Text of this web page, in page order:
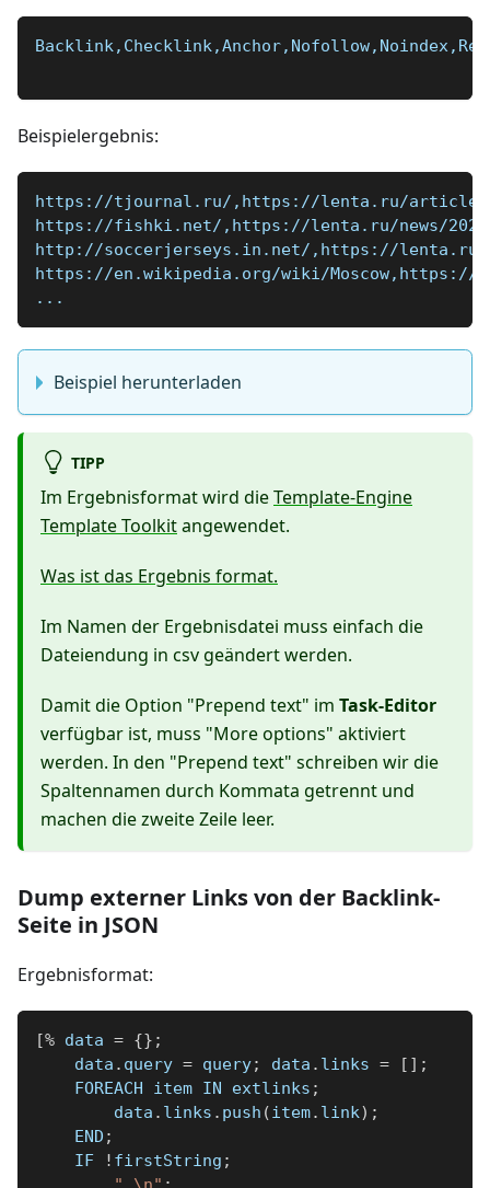
Beispielergebnis:
https://tjournal.ru/,https://lenta.ru/articles/
https://fishki.net/,https://lenta.ru/news/
http://soccerjerseys.in.net/,https://lenta.ru/
https://en.wikipedia.org/wiki/Moscow,https://
...
Beispiel herunterladen
TIPP
Im Ergebnisformat wird dieTemplate-Engine
Template Toolkitangewendet.
Was ist das Ergebnis format.
Im Namen der Ergebnisdatei muss einfach die
Dateiendung in csv geändert werden.
Damit die Option "Prepend text" im Task-Editor
verfügbar ist, muss "More options" aktiviert
werden. In den "Prepend text" schreiben wir die
Spaltennamen durch Kommata getrennt und
machen die zweite Zeile leer.
Dump externer Links von der Backlink-
Seite in JSON
Ergebnisformat:
[% data = {} ;
    data
. query = query; data . links = [ ] ;
    FOREACH item IN extlinks
;
        data
. links . push (item. link) ;
    END
;
    IF
! firstString ;